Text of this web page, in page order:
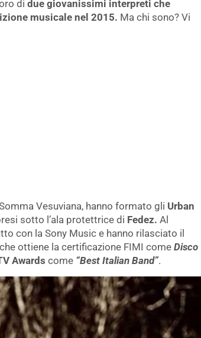
di due giovanissimi interpreti che
musicale nel 2015. Ma chi sono? Vi
Vesuviana, hanno formato gli Urban
sotto l’ala protettrice di Fedez. Al
con la Sony Music e hanno rilasciato il
ottiene la certificazione FIMI come Disco
Awards come “Best Italian Band”.